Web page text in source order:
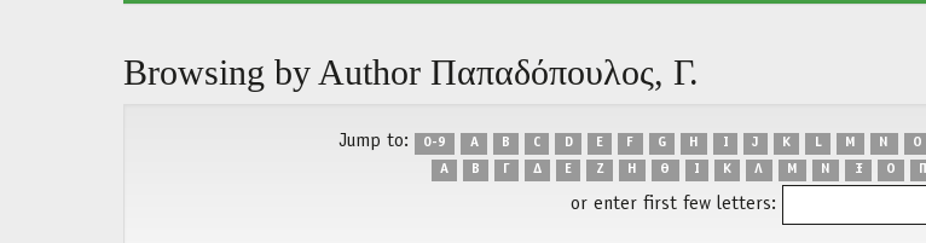
Browsing by Author Παπαδόπουλος, Γ.
Jump to: 0-9 A B C D E F G H I J K L M N O
Α
Β Γ Δ Ε Ζ Η Θ Ι Κ Λ Μ Ν Ξ Ο Π
or enter first few letters: